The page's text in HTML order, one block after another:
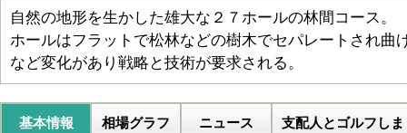
自然の地形を生かした雄大な２７ホールの林間コース。
ホールはフラットで松林などの樹木でセパレートされ曲
など変化があり戦略と技術が要求される。
基本情報 相場グラフ ニュース 支配人とゴルフしま